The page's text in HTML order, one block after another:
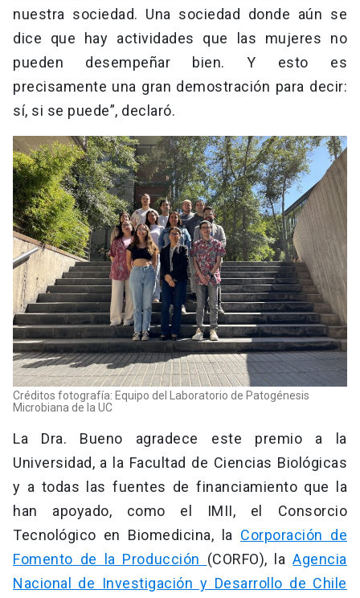
nuestra sociedad. Una sociedad donde aún se
dice que hay actividades que las mujeres no
pueden desempeñar bien. Y esto es
precisamente una gran demostración para decir:
sí, si se puede”, declaró.
Créditos fotografía: Equipo del Laboratorio de Patogénesis
Microbiana de la UC
La Dra. Bueno agradece este premio a la
Universidad, a la Facultad de Ciencias Biológicas
y a todas las fuentes de financiamiento que la
han apoyado, como el IMII, el Consorcio
Tecnológico en Biomedicina, la Corporación de
Fomento de la Producción (CORFO), laAgencia
Nacional de Investigación y Desarrollo de Chile